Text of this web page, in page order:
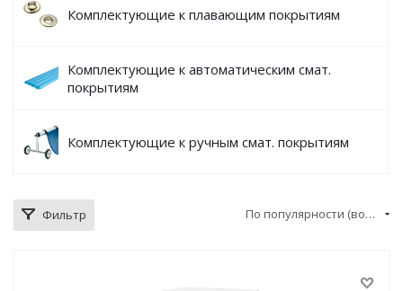
Комплектующие к плавающим покрытиям
Комплектующие к автоматическим смат.
покрытиям
Комплектующие к ручным смат. покрытиям
Фильтр По популярности (возрастание)